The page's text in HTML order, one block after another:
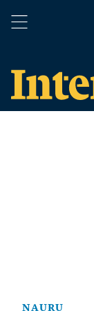
NAURU